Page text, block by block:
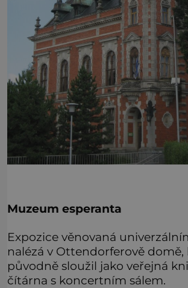
Muzeum esperanta
Expozice věnovaná
nalézá v Ottendorferově domě,
původně sloužil jako veřejná
čítárna s koncertním sálem.